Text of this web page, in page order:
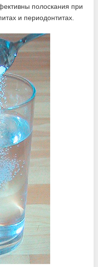
полоскания при
и периодонтитах.